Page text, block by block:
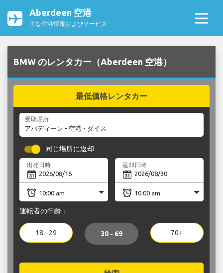
Aberdeen 空港
主な空港情報およびサービス
BMW のレンタカー（Aberdeen 空港）
最低価格レンタカー
受取場所
同じ場所に返却
出発日時 返却日時
運転者の年齢：
18 - 29 30 - 69 70+